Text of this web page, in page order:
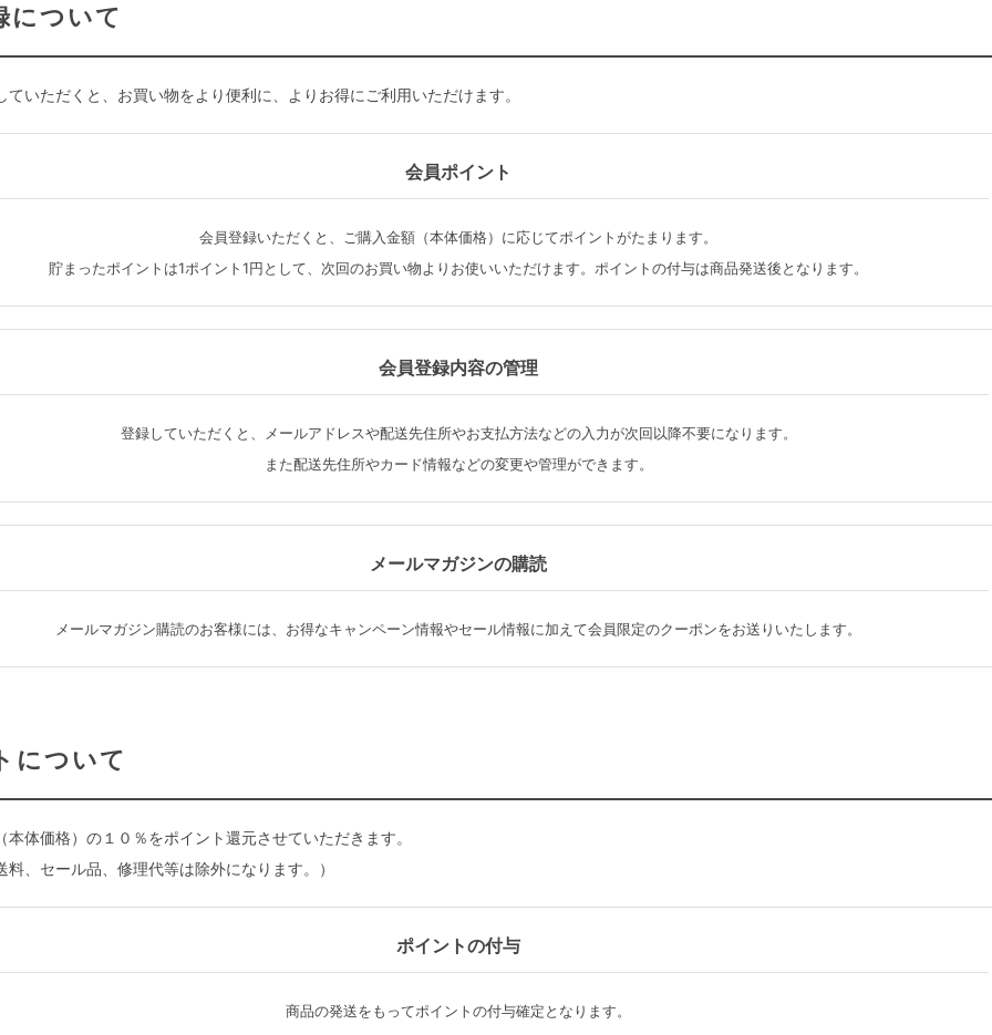
について
ていただくと、お買い物をより便利に、よりお得にご利用いただけます。
会員ポイント
会員登録いただくと、ご購入金額（本体価格）に応じてポイントがたまります。
貯まったポイントは1ポイント1円として、次回のお買い物よりお使いいただけます。ポイントの付与は商品発送後となります。
会員登録内容の管理
登録していただくと、メールアドレスや配送先住所やお支払方法などの入力が次回以降不要になります。
また配送先住所やカード情報などの変更や管理ができます。
メールマガジンの購読
メールマガジン購読のお客様には、お得なキャンペーン情報やセール情報に加えて会員限定のクーポンをお送りいたします。
について
本体価格）の１０％をポイント還元させていただきます。
料、セール品、修理代等は除外になります。）
ポイントの付与
商品の発送をもってポイントの付与確定となります。